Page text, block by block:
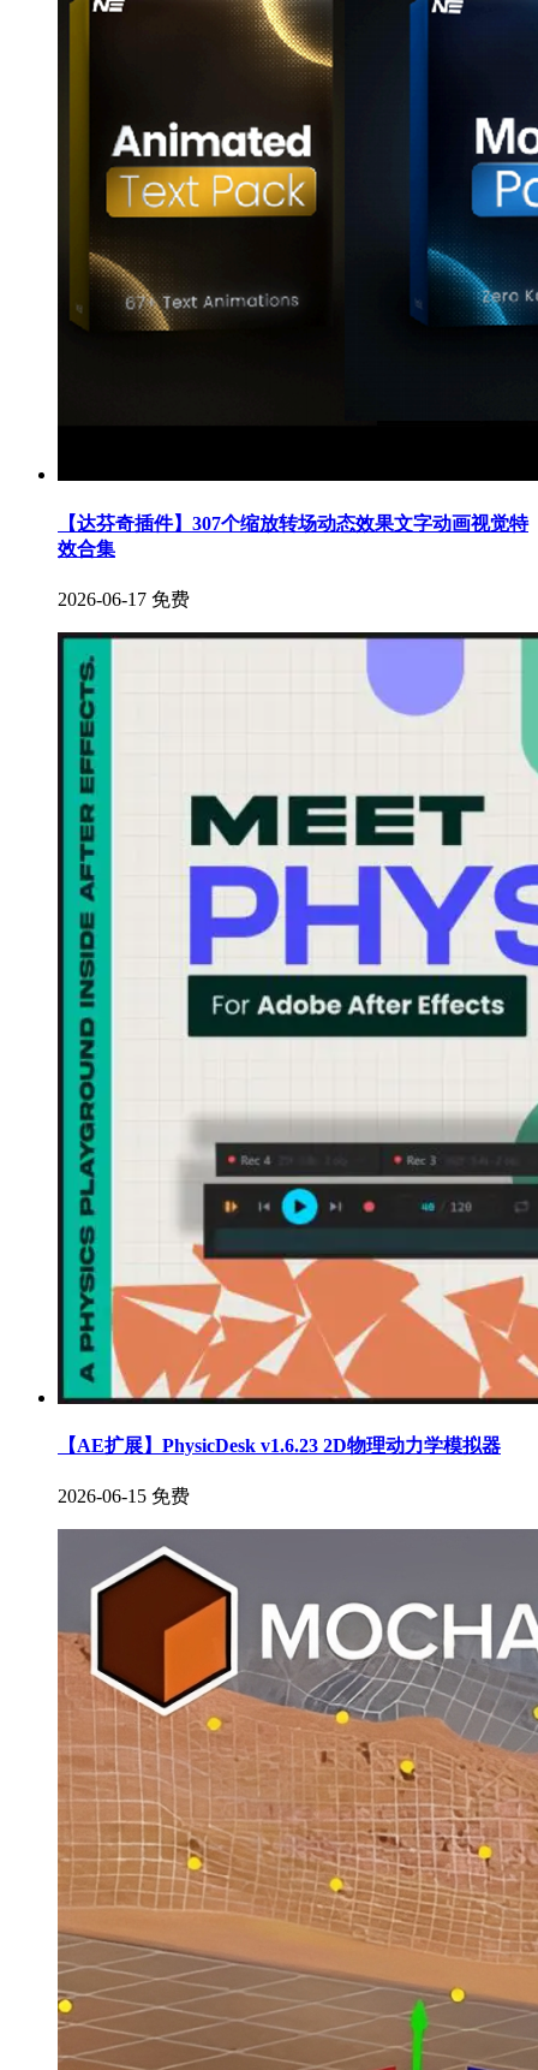
【达芬奇插件】307个缩放转场动态效果文字动画视觉特
效合集
2026-06-17 免费
【AE扩展】PhysicDesk v1.6.23 2D物理动力学模拟器
2026-06-15 免费